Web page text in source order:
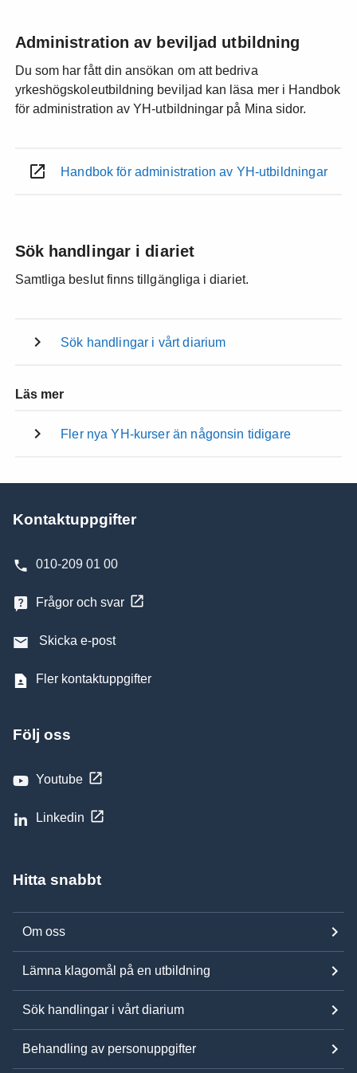
Administration av beviljad utbildning
Du som har fått din ansökan om att bedriva
yrkeshögskoleutbildning beviljad kan läsa mer i Handbok
för administration av YH-utbildningar på Mina sidor.
Handbok för administration av YH-utbildningar
Sök handlingar i diariet
Samtliga beslut finns tillgängliga i diariet.
Sök handlingar i vårt diarium
Läs mer
Fler nya YH-kurser än någonsin tidigare
Kontaktuppgifter
010-209 01 00
Frågor och svar
Skicka e-post
Fler kontaktuppgifter
Följ oss
Youtube
Linkedin
Hitta snabbt
Om oss
Lämna klagomål på en utbildning
Sök handlingar i vårt diarium
Behandling av personuppgifter